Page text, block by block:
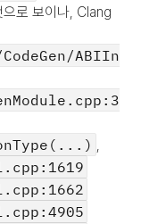
로 보이나, Clang
ABIIn